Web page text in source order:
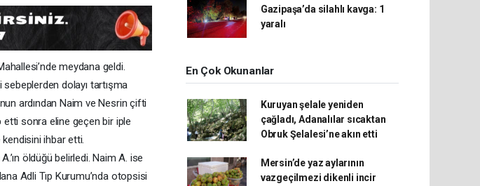
meydana geldi.
dolayı tartışma
ardından Naim ve Nesrin çifti
etti sonra eline geçen bir iple
kendisini ihbar etti.
öldüğü belirledi. Naim A. ise
Adli Tıp Kurumu’nda otopsisi
Gazipaşa’da silahlı kavga: 1
yaralı
En Çok Okunanlar
Kuruyan şelale yeniden
çağladı, Adanalılar sıcaktan
Obruk Şelalesi’ne akın etti
Mersin’de yaz aylarının
vazgeçilmezi dikenli incir